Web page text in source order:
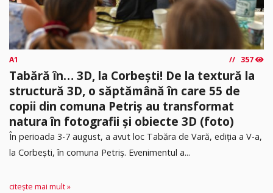
A1 357
Tabără în… 3D, la Corbești! De la textură la
structură 3D, o săptămână în care 55 de
copii din comuna Petriș au transformat
natura în fotografii și obiecte 3D (foto)
În perioada 3-7 august, a avut loc Tabăra de Vară, ediția a V-a,
la Corbești, în comuna Petriș. Evenimentul a...
citește mai mult »